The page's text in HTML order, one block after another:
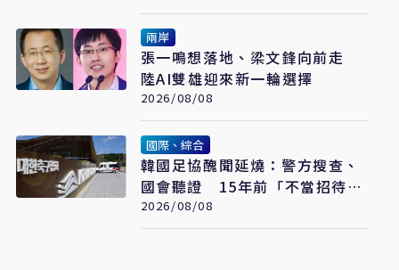
兩岸
張一鳴想落地、梁文鋒向前走
陸AI雙雄迎來新一輪選擇
2026/08/08
國際、綜合
韓國足協醜聞延燒：警方搜查、
國會聽證 15年前「不當招待」
疑雲重見天日
2026/08/08